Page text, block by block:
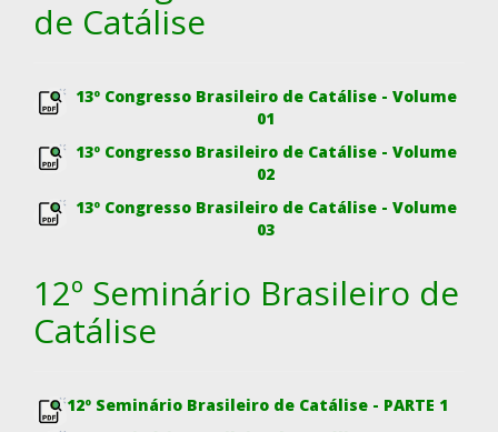
de Catálise
13º Congresso Brasileiro de Catálise - Volume
01
13º Congresso Brasileiro de Catálise - Volume
02
13º Congresso Brasileiro de Catálise - Volume
03
12º Seminário Brasileiro de
Catálise
12º Seminário Brasileiro de Catálise - PARTE 1